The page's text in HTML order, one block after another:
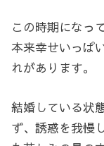
この時期になっ
本来幸せいっぱ
れがあります。
結婚している状
ず、誘惑を我慢